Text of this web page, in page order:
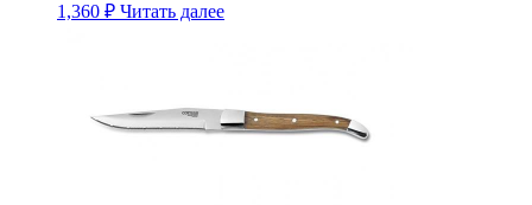
1,360 ₽ Читать далее